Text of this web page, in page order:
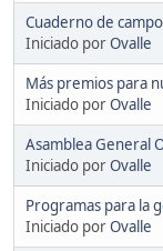
Cuaderno de campo
Iniciado porOvalle
Más premios para
Iniciado porOvalle
Asamblea General
Iniciado porOvalle
Programas para la
Iniciado porOvalle